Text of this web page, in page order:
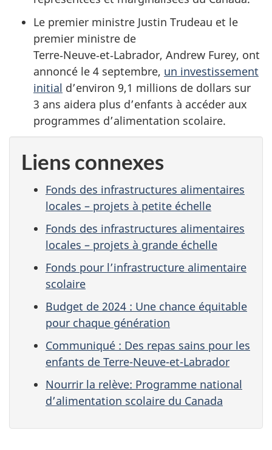
Le premier ministre Justin Trudeau et le
premier ministre de
Terre‑Neuve‑et‑Labrador, Andrew Furey, ont
annoncé le 4 septembre, un investissement
initial d’environ 9,1 millions de dollars sur
3 ans aidera plus d’enfants à accéder aux
programmes d’alimentation scolaire.
Liens connexes
Fonds des infrastructures alimentaires
locales – projets à petite échelle
Fonds des infrastructures alimentaires
locales – projets à grande échelle
Fonds pour l’infrastructure alimentaire
scolaire
Budget de 2024 : Une chance équitable
pour chaque génération
Communiqué : Des repas sains pour les
enfants de Terre-Neuve-et-Labrador
Nourrir la relève: Programme national
d’alimentation scolaire du Canada